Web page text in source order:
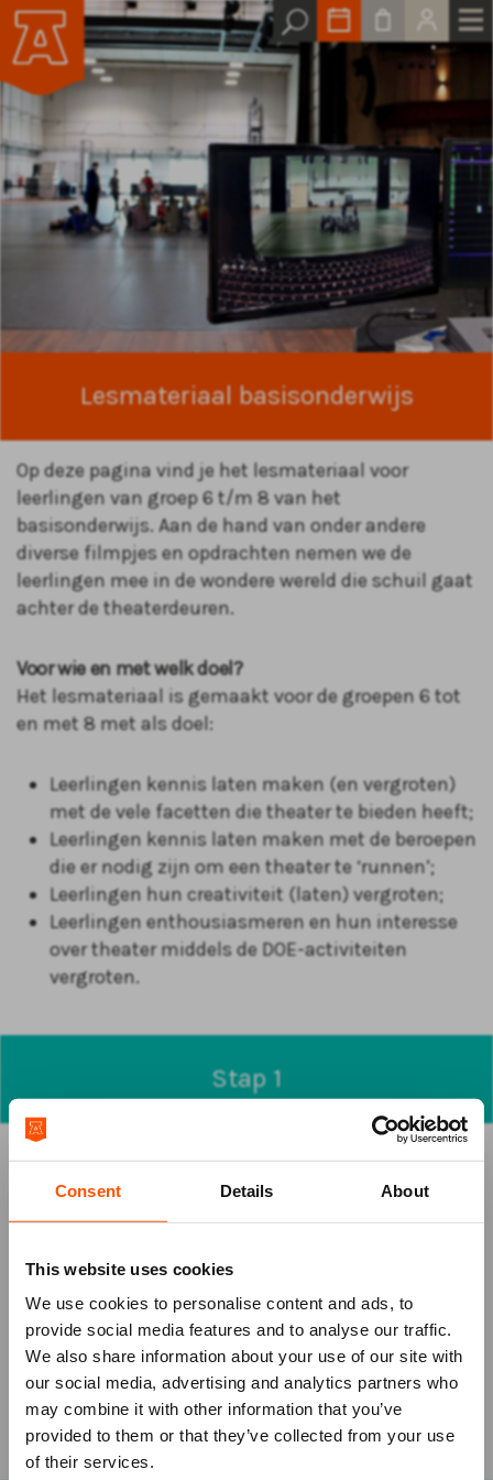
Consent Details About
This website uses cookies
We use cookies to personalise content and ads, to
provide social media features and to analyse our traffic.
We also share information about your use of our site with
our social media, advertising and analytics partners who
may combine it with other information that you’ve
provided to them or that they’ve collected from your use
of their services.
Lesmateriaal basisonderwijs
Op deze pagina vind je het lesmateriaal voor
leerlingen van groep 6 t/m 8 van het
basisonderwijs. Aan de hand van onder andere
diverse filmpjes en opdrachten nemen we de
leerlingen mee in de wondere wereld die schuil gaat
achter de theaterdeuren.
Voor wie en met welk doel?
Het lesmateriaal is gemaakt voor de groepen 6 tot
en met 8 met als doel:
Leerlingen kennis laten maken (en vergroten)
met de vele facetten die theater te bieden heeft;
Leerlingen kennis laten maken met de beroepen
die er nodig zijn om een theater te ‘runnen’;
Leerlingen hun creativiteit (laten) vergroten;
Leerlingen enthousiasmeren en hun interesse
over theater middels de DOE-activiteiten
vergroten.
Stap 1
Ben je al eens in het ATLAS Theater geweest?
groot gebouw hé? Ben je ook zo benieuwd hoe het
allemaal vooraf is gegaan voordat jij op het rode
pluche kan genieten van een voorstelling?
Bekijk
dan hier de backstage rondleiding van Koos!
BACKSTAGE RONDLEIDING
Mis niks